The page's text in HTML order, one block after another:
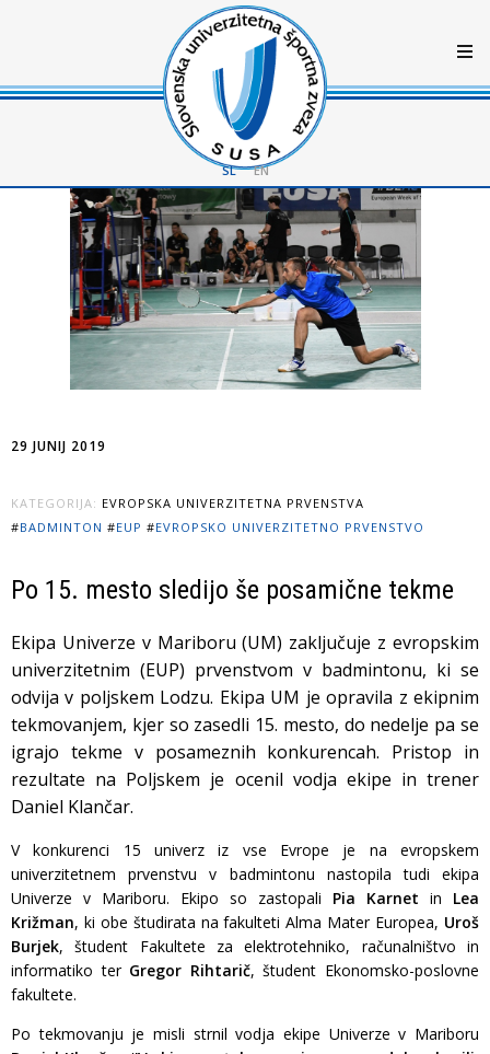
SL EN
29 JUNIJ 2019
KATEGORIJA: EVROPSKA UNIVERZITETNA PRVENSTVA
#BADMINTON #EUP #EVROPSKO UNIVERZITETNO PRVENSTVO
Po 15. mesto sledijo še posamične tekme
Ekipa Univerze v Mariboru (UM) zaključuje z evropskim
univerzitetnim (EUP) prvenstvom v badmintonu, ki se
odvija v poljskem Lodzu. Ekipa UM je opravila z ekipnim
tekmovanjem, kjer so zasedli 15. mesto, do nedelje pa se
igrajo tekme v posameznih konkurencah. Pristop in
rezultate na Poljskem je ocenil vodja ekipe in trener
Daniel Klančar.
V konkurenci 15 univerz iz vse Evrope je na evropskem
univerzitetnem prvenstvu v badmintonu nastopila tudi ekipa
Univerze v Mariboru. Ekipo so zastopali Pia Karnet in Lea
Križman, ki obe študirata na fakulteti Alma Mater Europea, Uroš
Burjek, študent Fakultete za elektrotehniko, računalništvo in
informatiko ter Gregor Rihtarič, študent Ekonomsko-poslovne
fakultete.
Po tekmovanju je misli strnil vodja ekipe Univerze v Mariboru